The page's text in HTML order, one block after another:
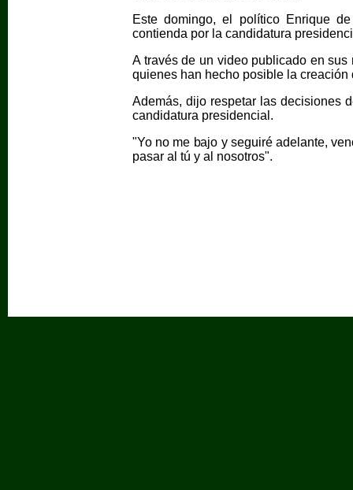
Este domingo, el político Enrique
contienda por la candidatura
A través de un video publicado en
quienes han hecho posible la creación
Además, dijo respetar las decisiones
candidatura presidencial.
"Yo no me bajo y seguiré adelante,
pasar al tú y al nosotros".